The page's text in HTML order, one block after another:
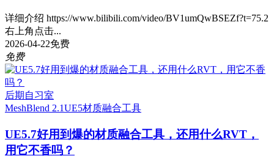
详细介绍 https://www.bilibili.com/video/BV1umQwBSEZf?t=75.2
右上角点击...
2026-04-22免费
免费
后期自习室
MeshBlend 2.1UE5材质融合工具
UE5.7好用到爆的材质融合工具，还用什么RVT，
用它不香吗？